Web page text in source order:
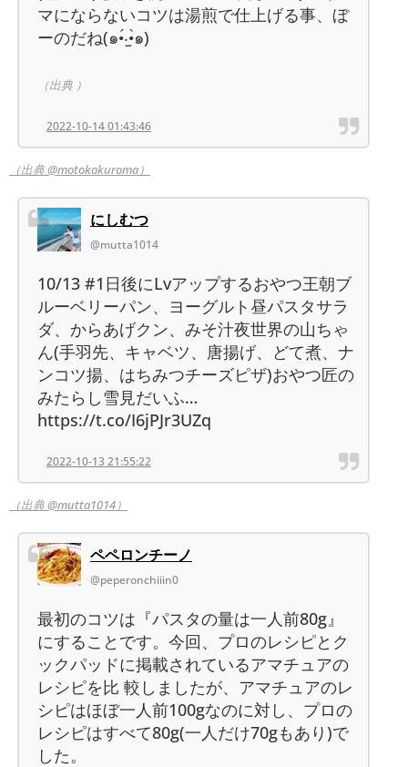
マにならないコツは湯煎で仕上げる事、ぼ
ーのだね(๑•́‧̫•̀๑)
（出典 ）
2022-10-14 01:43:46
（出典 @motokokuroma）
にしむつ
@mutta1014
10/13 #1日後にLvアップするおやつ王朝ブ
ルーベリーパン、ヨーグルト昼パスタサラ
ダ、からあげクン、みそ汁夜世界の山ちゃ
ん(手羽先、キャベツ、唐揚げ、どて煮、ナ
ンコツ揚、はちみつチーズピザ)おやつ匠の
みたらし雪見だいふ…
https://t.co/I6jPJr3UZq
2022-10-13 21:55:22
（出典 @mutta1014）
ペペロンチーノ
@peperonchiiin0
最初のコツは『パスタの量は一人前80g』
にすることです。今回、プロのレシピとク
ックパッドに掲載されているアマチュアの
レシピを比 較しましたが、アマチュアのレ
シピはほぼ一人前100gなのに対し、プロの
レシピはすべて80g(一人だけ70gもあり)で
した。